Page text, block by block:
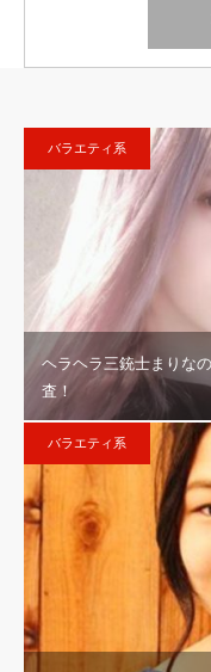
バラエティ系
ヘラヘラ三銃士まりな
査！
バラエティ系